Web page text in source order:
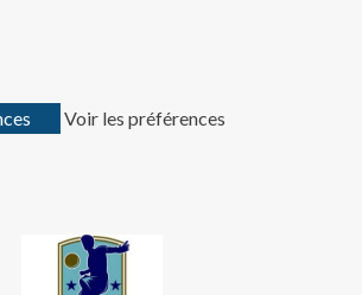
Voir les préférences